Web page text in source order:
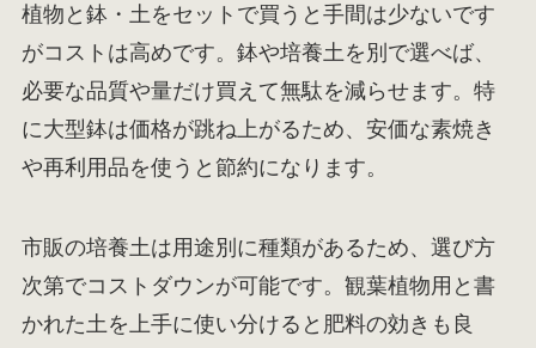
植物と鉢・土をセットで買うと手間は少ないです
がコストは高めです。鉢や培養土を別で選べば、
必要な品質や量だけ買えて無駄を減らせます。特
に大型鉢は価格が跳ね上がるため、安価な素焼き
や再利用品を使うと節約になります。
市販の培養土は用途別に種類があるため、選び方
次第でコストダウンが可能です。観葉植物用と書
かれた土を上手に使い分けると肥料の効きも良